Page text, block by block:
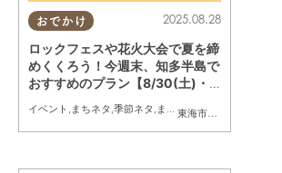
知多市, 東浦町 半田市,常滑市,武豊町, 美浜町,南知多町
まとめ記事
おでかけ
東海市
,知多市
2025.08.28
ロックフェスや花火大会で夏を締
めくくろう！今週末、知多半島で
おすすめのプラン【8/30(土)・
イベント , まちネタ ,季節ネタ , まとめ記事